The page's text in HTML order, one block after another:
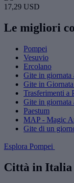
17,29 USD
Le migliori
Pompei
Vesuvio
Ercolano
Gite in giornata
Gite in
Trasferimenti a
Gite in giornata
Paestum
MAP - Magic
Gite di un
Esplora Pompei
Città in Italia